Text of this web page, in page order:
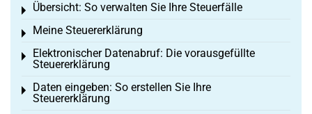
Übersicht: So verwalten Sie Ihre Steuerfälle
Toggle menu
Meine Steuererklärung
Toggle menu
Elektronischer Datenabruf: Die vorausgefüllte
Steuererklärung
Toggle menu
Daten eingeben: So erstellen Sie Ihre
Steuererklärung
Toggle menu